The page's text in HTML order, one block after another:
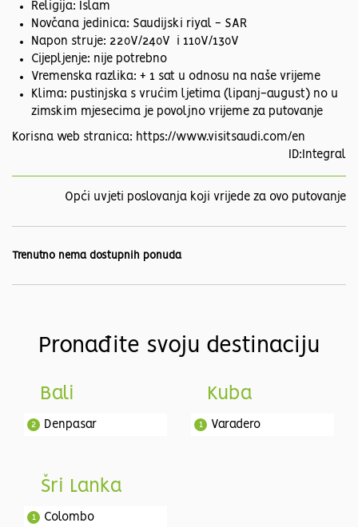
Religija: Islam
Novčana jedinica: Saudijski riyal - SAR
Napon struje: 220V/240V i 110V/130V
Cijepljenje: nije potrebno
Vremenska razlika: + 1 sat u odnosu na naše vrijeme
Klima: pustinjska s vrućim ljetima (lipanj-august) no u
zimskim mjesecima je povoljno vrijeme za putovanje
Korisna web stranica: https://www.visitsaudi.com/en
ID:Integral
Opći uvjeti poslovanja koji vrijede za ovo putovanje
Trenutno nema dostupnih ponuda
Pronađite svoju destinaciju
Bali
Denpasar
2
Kuba
Varadero
1
Šri Lanka
Colombo
1